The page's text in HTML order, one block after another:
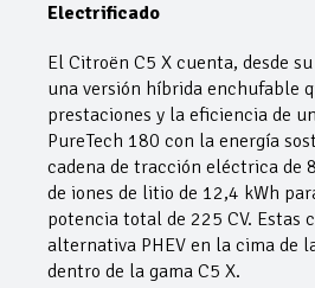
Electrificado
El Citroën C5 X cuenta, desde
una versión híbrida enchufable
prestaciones y la eficiencia de
PureTech 180 con la energía
cadena de tracción eléctrica de
de iones de litio de 12,4 kWh
potencia total de 225 CV. Estas
alternativa PHEV en la cima de
dentro de la gama C5 X.